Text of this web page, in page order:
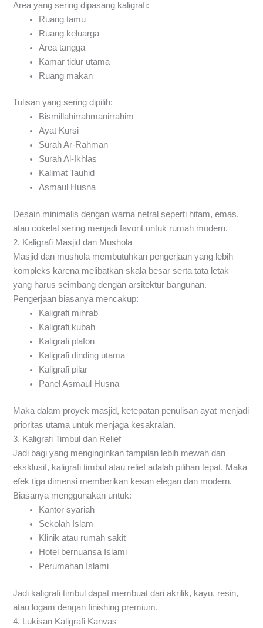
Area yang sering dipasang kaligrafi:
Ruang tamu
Ruang keluarga
Area tangga
Kamar tidur utama
Ruang makan
Tulisan yang sering dipilih:
Bismillahirrahmanirrahim
Ayat Kursi
Surah Ar-Rahman
Surah Al-Ikhlas
Kalimat Tauhid
Asmaul Husna
Desain minimalis dengan warna netral seperti hitam, emas,
atau cokelat sering menjadi favorit untuk rumah modern.
2. Kaligrafi Masjid dan Mushola
Masjid dan mushola membutuhkan pengerjaan yang lebih
kompleks karena melibatkan skala besar serta tata letak
yang harus seimbang dengan arsitektur bangunan.
Pengerjaan biasanya mencakup:
Kaligrafi mihrab
Kaligrafi kubah
Kaligrafi plafon
Kaligrafi dinding utama
Kaligrafi pilar
Panel Asmaul Husna
Maka dalam proyek masjid, ketepatan penulisan ayat menjadi
prioritas utama untuk menjaga kesakralan.
3. Kaligrafi Timbul dan Relief
Jadi bagi yang menginginkan tampilan lebih mewah dan
eksklusif, kaligrafi timbul atau relief adalah pilihan tepat. Maka
efek tiga dimensi memberikan kesan elegan dan modern.
Biasanya menggunakan untuk:
Kantor syariah
Sekolah Islam
Klinik atau rumah sakit
Hotel bernuansa Islami
Perumahan Islami
Jadi kaligrafi timbul dapat membuat dari akrilik, kayu, resin,
atau logam dengan finishing premium.
4. Lukisan Kaligrafi Kanvas